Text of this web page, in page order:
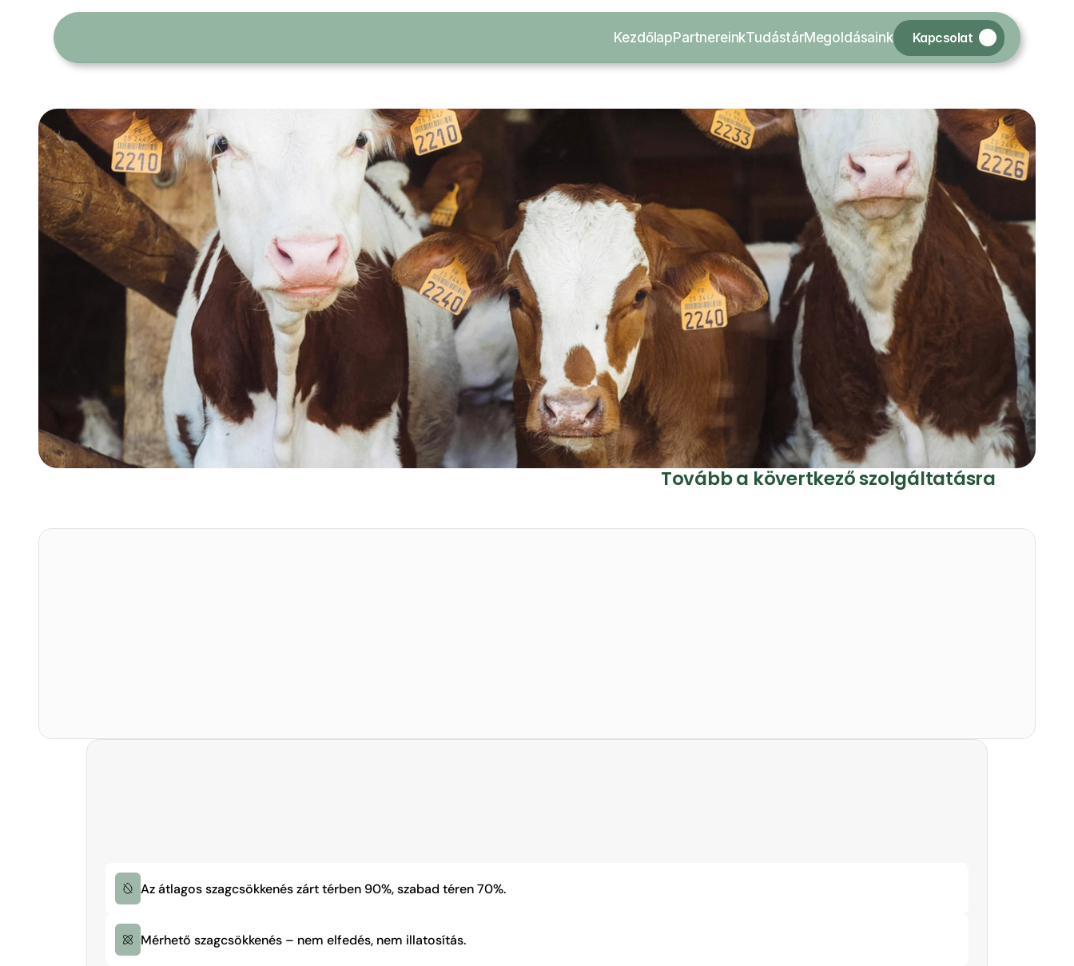
Kezdőlap PartnereinkTudástárMegoldásaink Kapcsolat
Tovább a kövertkező szolgáltatásra
Környezetmérnököknek
Párásítás Porleválasztás
Az átlagos szagcsökkenés zárt térben 90%, szabad téren 70%.
Mérhető szagcsökkenés – nem elfedés, nem illatosítás.
Koncentrátumok
Szagtalanítás